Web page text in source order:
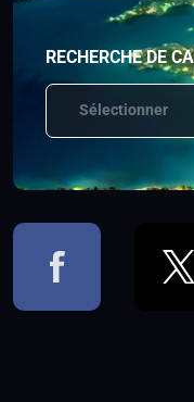
RECHERCHE DE
Sélectionner